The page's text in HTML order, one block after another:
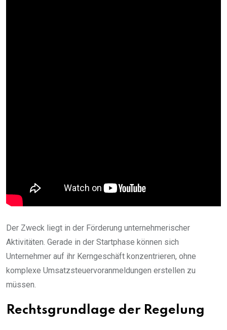
Der Zweck liegt in der Förderung unternehmerischer
Aktivitäten. Gerade in der Startphase können sich
Unternehmer auf ihr Kerngeschäft konzentrieren, ohne
komplexe Umsatzsteuervoranmeldungen erstellen zu
müssen.
Rechtsgrundlage der Regelung